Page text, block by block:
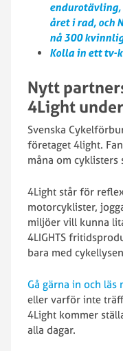
endurotävling,
året i rad, och
nå 300
Kolla in ett tv-
Nytt
4Light
Svenska
företaget 4light.
måna om cyklisters
4Light står för
motorcyklister,
miljöer vill kunna
4LIGHTS
bara med
Gå gärna in och läs
eller varför inte
4Light kommer
alla dagar.